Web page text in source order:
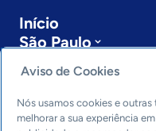
Início
São Paulo
Últimas notícias
Entre em contato
Editorias
Aviso de Cookies
Nós usamos cookies e
melhorar a sua experiência